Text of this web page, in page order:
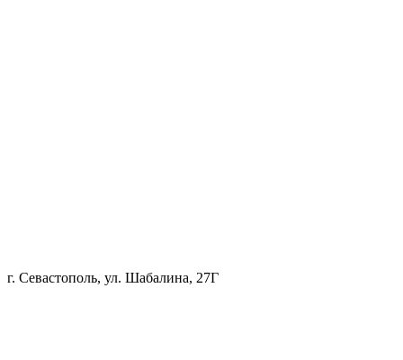
г. Севастополь, ул. Шабалина, 27Г